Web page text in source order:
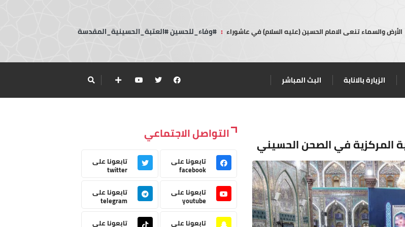
الأرض والسماء تنعى الامام الحسين (عليه السلام) في عاشوراء : #وفاء_للحسين #العتبة_الحسينية_المقدسة
الزيارة بالانابة البث المباشر
المركزية في الصحن الحسيني
التواصل الاجتماعي
تابعونا على
facebook
تابعونا على
twitter
تابعونا على
youtube
تابعونا على
telegram
تابعونا على
تابعونا على